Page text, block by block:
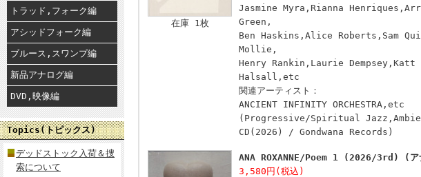
トラッド,フォーク編
アシッドフォーク編
ブルース,スワンプ編
新品アナログ編
DVD,映像編
Topics(トピックス)
デッドストック入荷＆捜
索について
在庫 1枚
Jasmine Myra,Rianna
Green,
Ben Haskins,Alice Roberts,Sam
Mollie,
Henry Rankin,Laurie Dempsey,Katt
Halsall,etc
関連アーティスト：
ANCIENT INFINITY ORCHESTRA,etc
(Progressive/Spiritual
CD(2026) / Gondwana Records)
ANA ROXANNE/Poem 1 (2026/3rd) (ア
3,580円(税込)